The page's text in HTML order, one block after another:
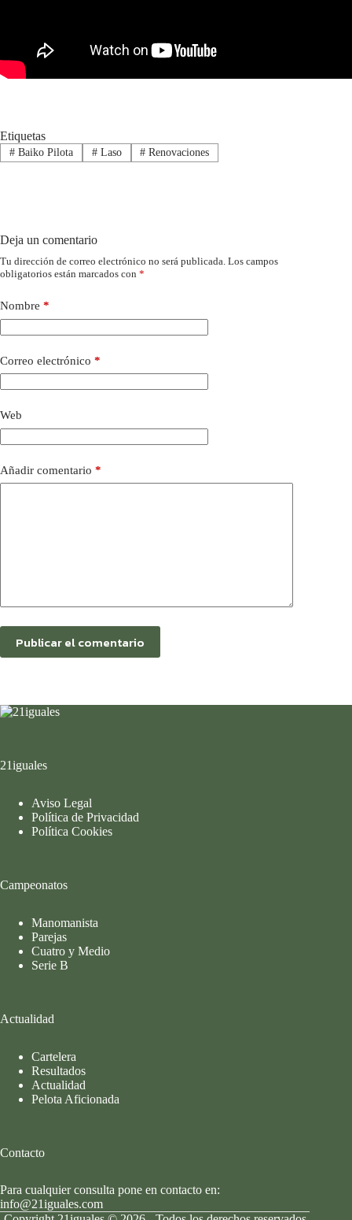
Etiquetas
#Baiko Pilota #Laso # Renovaciones
Deja un comentario
Tu dirección de correo electrónico no será publicada. Los campos
obligatorios están marcados con *
Nombre *
Correo electrónico *
Web
Añadir comentario *
Publicar el comentario
21iguales
Aviso Legal
Política de Privacidad
Política Cookies
Campeonatos
Manomanista
Parejas
Cuatro y Medio
Serie B
Actualidad
Cartelera
Resultados
Actualidad
Pelota Aficionada
Contacto
Para cualquier consulta pone en contacto en:
info@21iguales.com